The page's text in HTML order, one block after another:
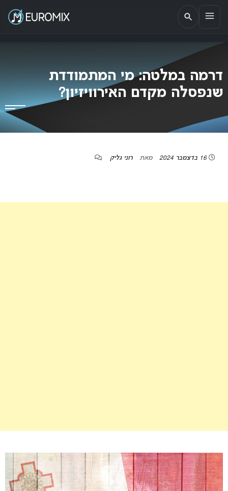
EUROMIX
אתר הבית של האירוויזיון בישראל
דרמה במלטה: מי המתמודדת
שנפסלה מקדם האירוויזיון?
16 בדצמבר 2024 מאת רוני גליק